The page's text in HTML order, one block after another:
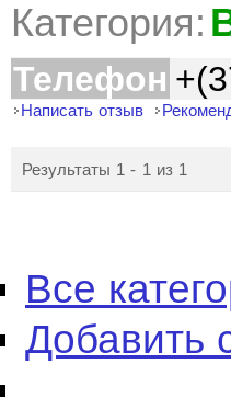
Категория:
Телефон
Написать отзыв
Результаты 1 - 1 из 1
Все
Добавить